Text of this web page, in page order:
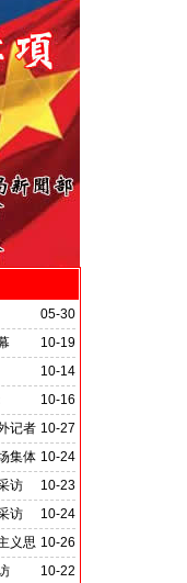
05-30
10-19
10-14
10-16
10-27
记者
10-24
集体
10-23
访
10-24
访
10-26
义思
10-22